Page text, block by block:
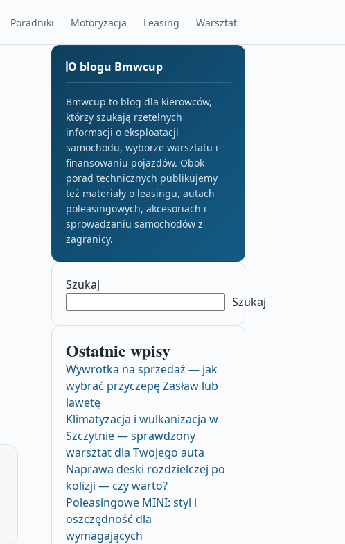
Poradniki Motoryzacja Leasing Warsztat
O blogu Bmwcup
Bmwcup to blog dla kierowców,
którzy szukają rzetelnych
informacji o eksploatacji
samochodu, wyborze warsztatu i
finansowaniu pojazdów. Obok
porad technicznych publikujemy
też materiały o leasingu, autach
poleasingowych, akcesoriach i
sprowadzaniu samochodów z
zagranicy.
Szukaj
Szukaj
Ostatnie wpisy
Wywrotka na sprzedaż — jak
wybrać przyczepę Zasław lub
lawetę
Klimatyzacja i wulkanizacja w
Szczytnie — sprawdzony
warsztat dla Twojego auta
Naprawa deski rozdzielczej po
kolizji — czy warto?
Poleasingowe MINI: styl i
oszczędność dla
wymagających